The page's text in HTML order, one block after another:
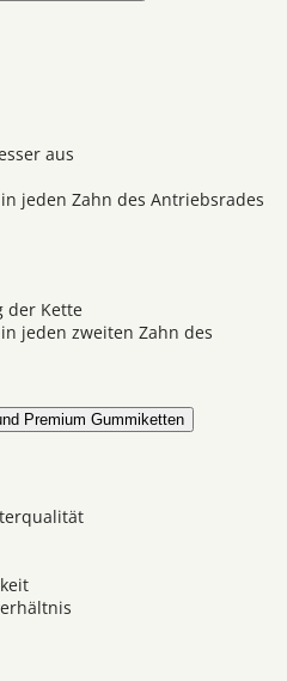
aus
jeden Zahn des Antriebsrades
der Kette
jeden zweiten Zahn des
Premium Gummiketten